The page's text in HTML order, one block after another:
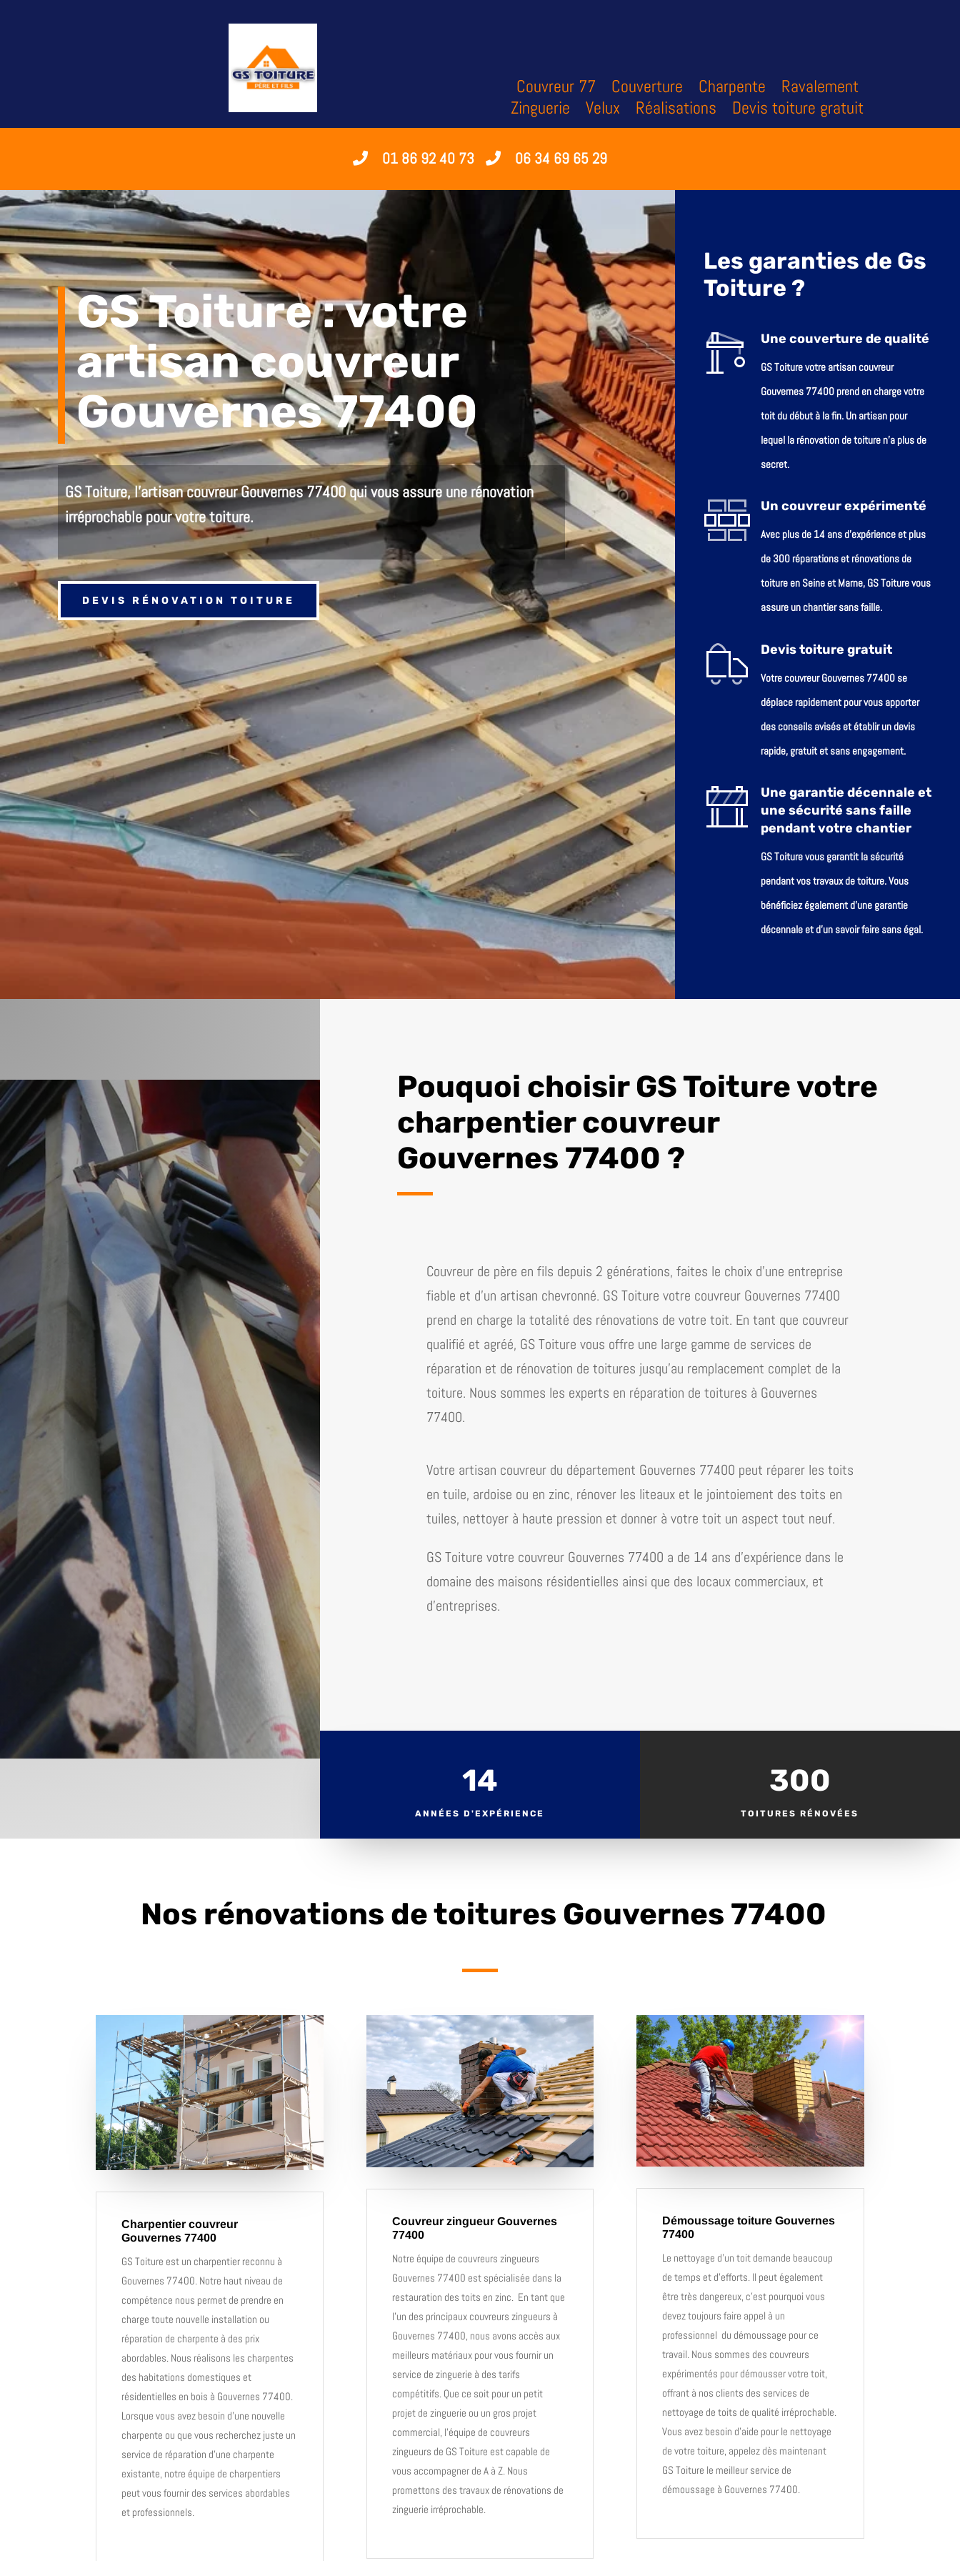
Couvreur 77 Couverture Charpente
Ravalement
Zinguerie
Velux Réalisations Devis toiture gratuit
01 86 92 40 73 06 34 69 65 29
GS Toiture : votre
artisan couvreur
Gouvernes 77400
GS Toiture, l’artisan couvreur Gouvernes 77400 quivous assure une rénovation
irréprochable pour votre toiture.
DEVIS RÉNOVATION TOITURE
Les garanties de Gs
Toiture ?
Une couverture de qualité
GS Toiture votre artisan couvreur
Gouvernes 77400 prend en charge votre
toit du début à la fin. Un artisan pour
lequel la rénovation de toiture n’a plus de
secret.
Un couvreur expérimenté
Avec plus de 14 ans d’expérience et plus
de 300 réparations et rénovations de
toiture en Seine et Marne, GS Toiture vous
assure un chantier sans faille.
Devis toiture gratuit
Votre couvreur Gouvernes 77400 se
déplace rapidement pour vous apporter
des conseils avisés et établir un devis
rapide, gratuit et sans engagement.
Une garantie décennale et
une sécurité sans faille
pendant votre chantier
GS Toiture vous garantit la sécurité
pendant vos travaux de toiture. Vous
bénéficiez également d’une garantie
décennale et d’un savoir faire sans égal.
Pouquoi choisir GS Toiture votre
charpentier couvreur
Gouvernes 77400 ?
Couvreur de père en fils depuis 2 générations, faites le choix d’une entreprise
fiable et d’un artisan chevronné. GS Toiture votre couvreur Gouvernes 77400
prend en charge la totalité des rénovations de votre toit. En tant que couvreur
qualifié et agréé, GS Toiture vous offre une large gamme de services de
réparation et de rénovation de toitures jusqu’au remplacement complet de la
toiture. Nous sommes les experts en réparation de toitures à Gouvernes
77400.
Votre artisan couvreur du département Gouvernes 77400 peut réparer les toits
en tuile, ardoise ou en zinc, rénover les liteaux et le jointoiement des toits en
tuiles, nettoyer à haute pression et donner à votre toit un aspect tout neuf.
GS Toiture votre couvreur Gouvernes 77400 a de 14 ans d’expérience dans le
domaine des maisons résidentielles ainsi que des locaux commerciaux, et
d’entreprises.
14
ANNÉES D'EXPÉRIENCE
300
TOITURES RÉNOVÉES
Nos rénovations de toitures Gouvernes 77400
Charpentier couvreur
Gouvernes 77400
GS Toiture est un charpentier reconnu à
Gouvernes 77400. Notre haut niveau de
compétence nous permet de prendre en
charge toute nouvelle installation ou
réparation de charpente à des prix
abordables. Nous réalisons les charpentes
des habitations domestiques et
résidentielles en bois à Gouvernes 77400.
Lorsque vous avez besoin d’une nouvelle
charpente ou que vous recherchez juste un
service de réparation d’une charpente
existante, notre équipe de charpentiers
peut vous fournir des services abordables
et professionnels.
Couvreur zingueur Gouvernes
77400
Notre équipe de couvreurs zingueurs
Gouvernes 77400 est spécialisée dans la
restauration des toits en zinc. En tant que
l’un des principaux couvreurs zingueurs à
Gouvernes 77400, nous avons accès aux
meilleurs matériaux pour vous fournir un
service de zinguerie à des tarifs
compétitifs. Que ce soit pour un petit
projet de zinguerie ou un gros projet
commercial, l’équipe de couvreurs
zingueurs de GS Toiture est capable de
vous accompagner de A à Z. Nous
promettons des travaux de rénovations de
zinguerie irréprochable.
Démoussage toiture Gouvernes
77400
Le nettoyage d’un toit demande beaucoup
de temps et d’efforts. Il peut également
être très dangereux, c’est pourquoi vous
devez toujours faire appel à un
professionnel du démoussage pour ce
travail. Nous sommes des couvreurs
expérimentés pour démousser votre toit,
offrant à nos clients des services de
nettoyage de toits de qualité irréprochable.
Vous avez besoin d’aide pour le nettoyage
de votre toiture, appelez dès maintenant
GS Toiture le meilleur service de
démoussage à Gouvernes 77400.